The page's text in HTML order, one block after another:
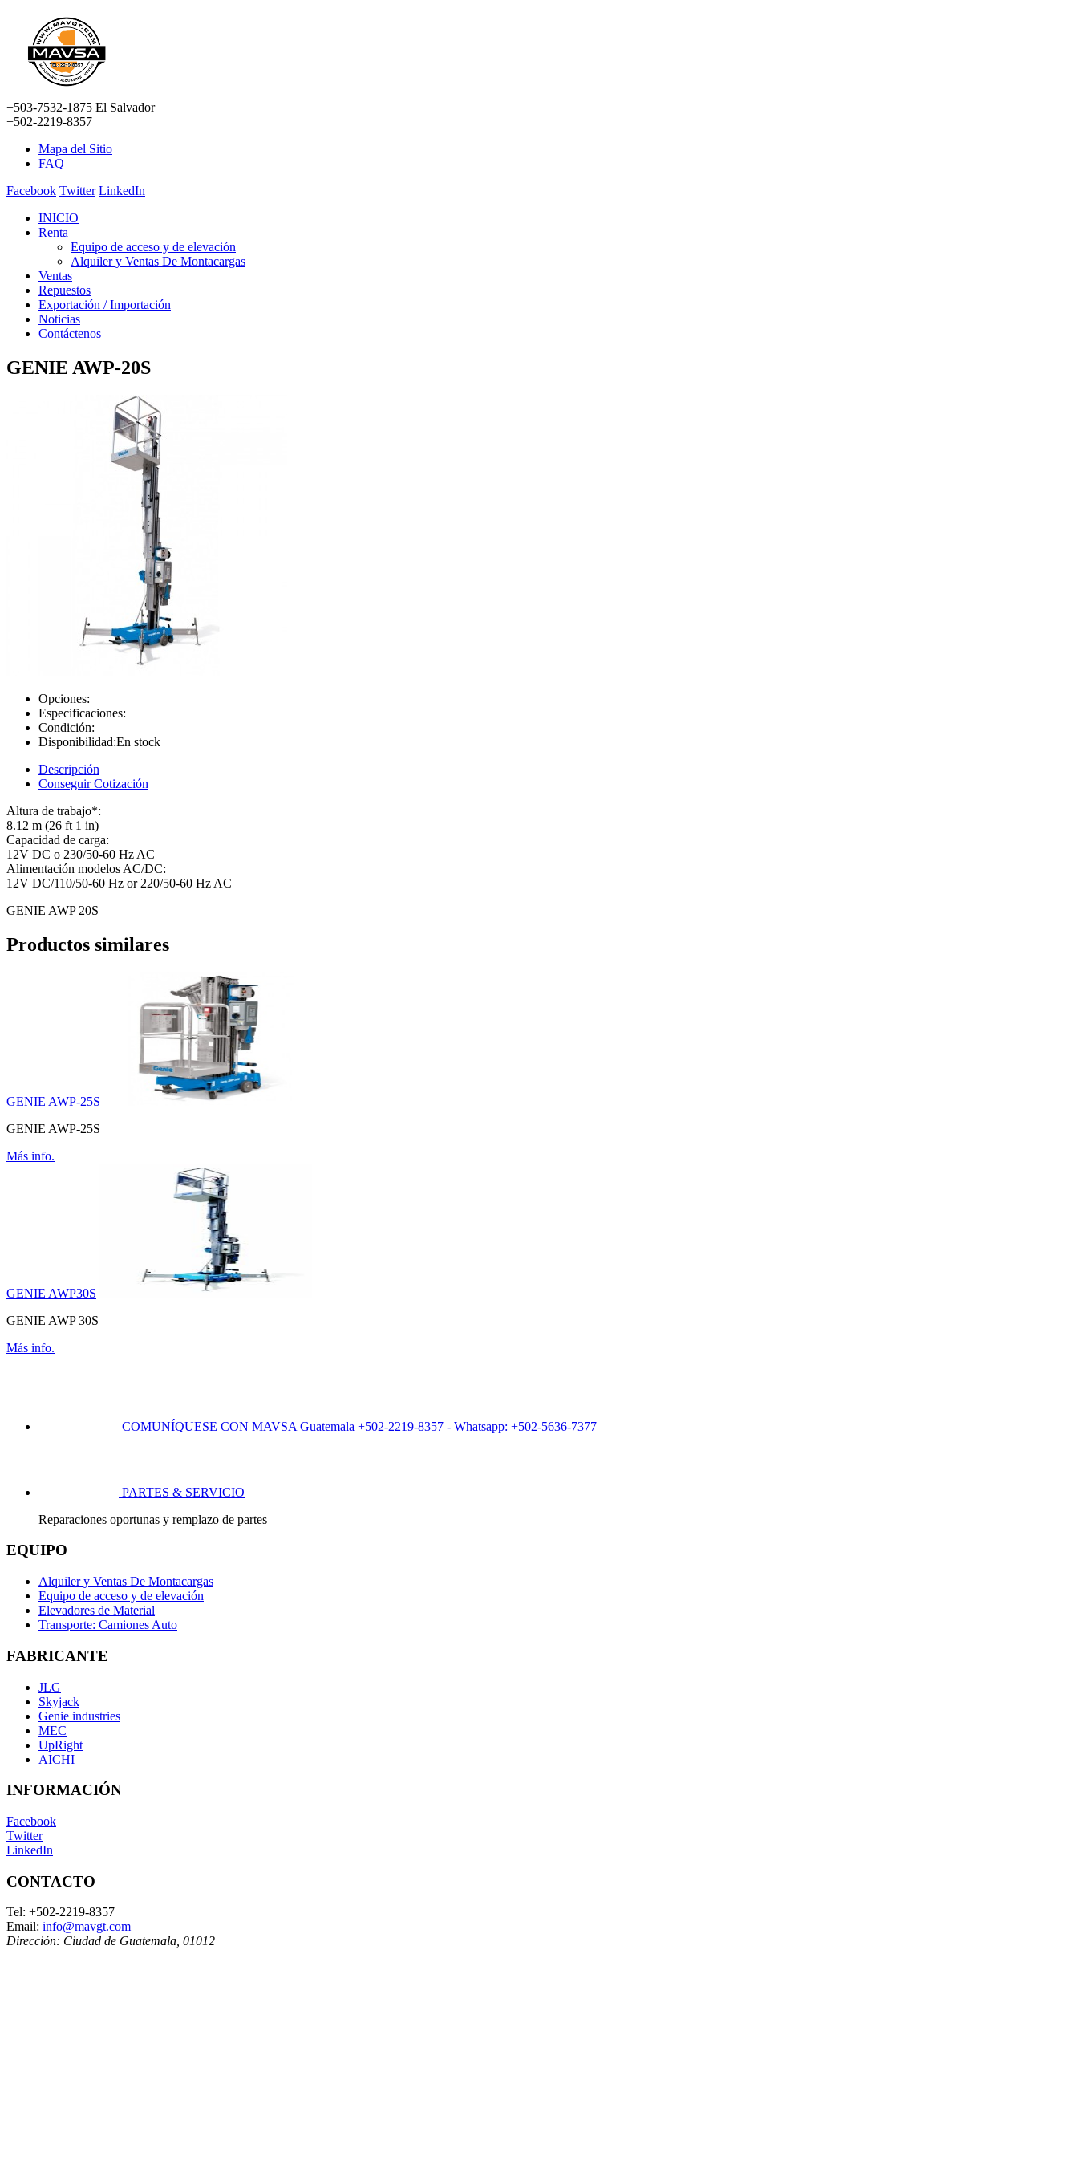
+503-7532-1875 El Salvador
+502-2219-8357
Mapa del Sitio
FAQ
Facebook Twitter LinkedIn
INICIO
Renta
Equipo de acceso y de elevación
Alquiler y Ventas De Montacargas
Ventas
Repuestos
Exportación / Importación
Noticias
Contáctenos
GENIE AWP-20S
Opciones:
Especificaciones:
Condición:
Disponibilidad:En stock
Descripción
Conseguir Cotización
Altura de trabajo*:
8.12 m (26 ft 1 in)
Capacidad de carga:
12V DC o 230/50-60 Hz AC
Alimentación modelos AC/DC:
12V DC/110/50-60 Hz or 220/50-60 Hz AC
GENIE AWP 20S
Productos similares
GENIE AWP-25S
GENIE AWP-25S
Más info.
GENIE AWP30S
GENIE AWP 30S
Más info.
COMUNÍQUESE CON MAVSA Guatemala +502-2219-8357 - Whatsapp: +502-5636-7377
PARTES & SERVICIO
Reparaciones oportunas y remplazo de partes
EQUIPO
Alquiler y Ventas De Montacargas
Equipo de acceso y de elevación
Elevadores de Material
Transporte: Camiones Auto
FABRICANTE
JLG
Skyjack
Genie industries
MEC
UpRight
AICHI
INFORMACIÓN
Facebook
Twitter
LinkedIn
CONTACTO
Tel: +502-2219-8357
Email: info@mavgt.com
Dirección: Ciudad de Guatemala 01012